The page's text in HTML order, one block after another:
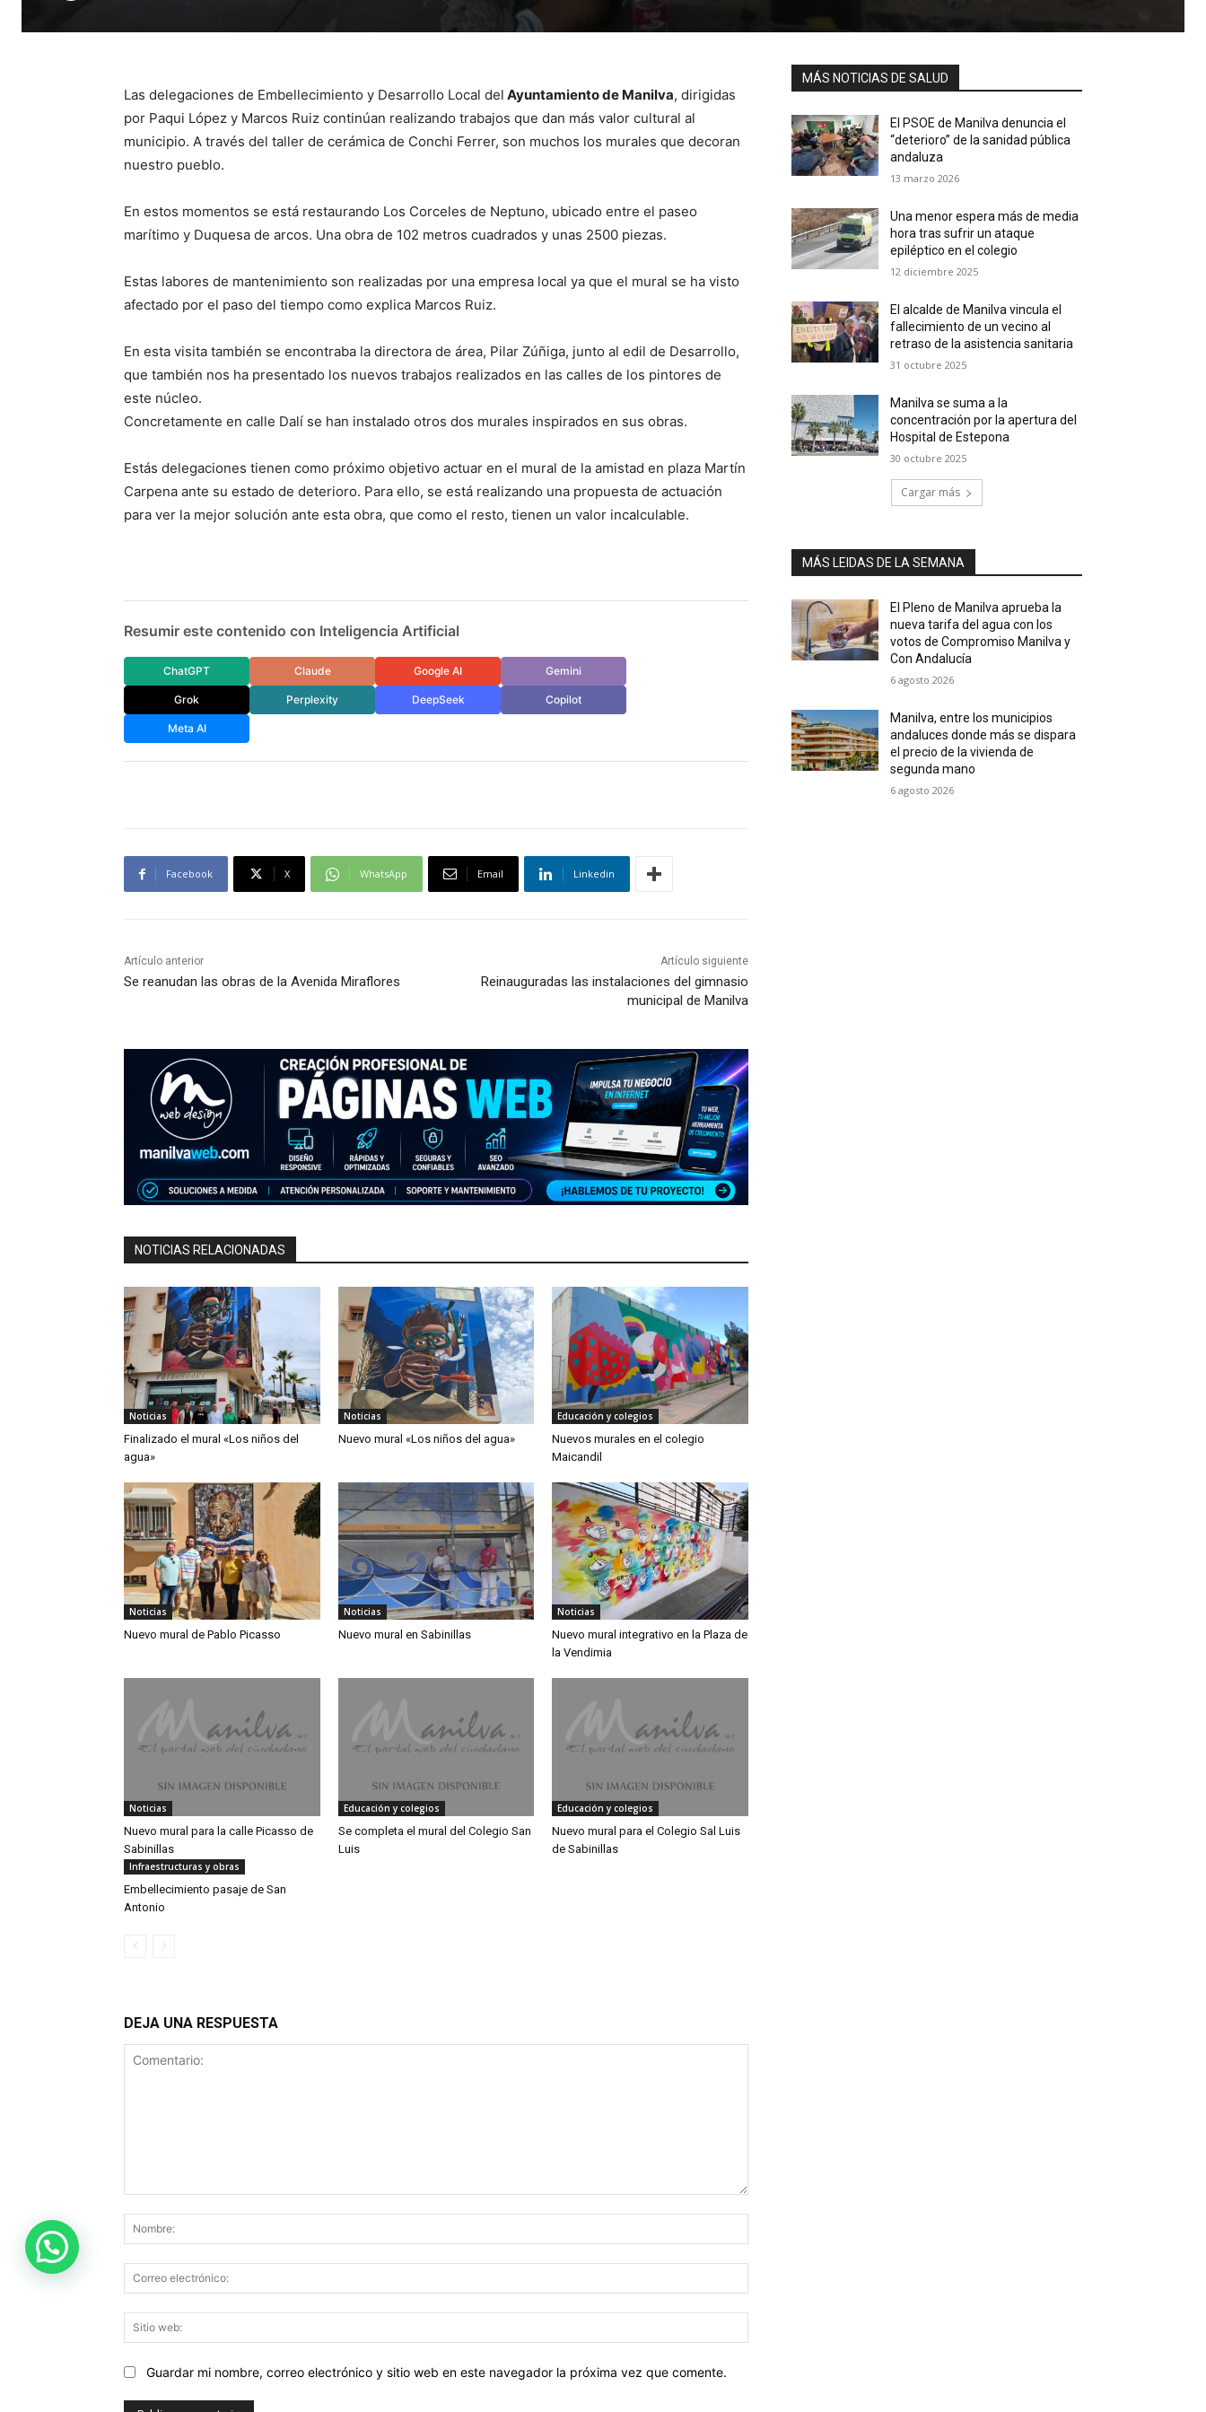
Las delegaciones de Embellecimiento y Desarrollo Local del Ayuntamiento de Manilva, dirigidas
por Paqui López y Marcos Ruiz continúan realizando trabajos que dan más valor cultural al
municipio. A través del taller de cerámica de Conchi Ferrer, son muchos los murales que decoran
nuestro pueblo.
En estos momentos se está restaurando Los Corceles de Neptuno, ubicado entre el paseo
marítimo y Duquesa de arcos. Una obra de 102 metros cuadrados y unas 2500 piezas.
Estas labores de mantenimiento son realizadas por una empresa local ya que el mural se ha visto
afectado por el paso del tiempo como explica Marcos Ruiz.
En esta visita también se encontraba la directora de área, Pilar Zúñiga, junto al edil de Desarrollo,
que también nos ha presentado los nuevos trabajos realizados en las calles de los pintores de
este núcleo.
Concretamente en calle Dalí se han instalado otros dos murales inspirados en sus obras.
Estás delegaciones tienen como próximo objetivo actuar en el mural de la amistad en plaza Martín
Carpena ante su estado de deterioro. Para ello, se está realizando una propuesta de actuación
para ver la mejor solución ante esta obra, que como el resto, tienen un valor incalculable.
Resumir este contenido con Inteligencia Artificial
ChatGPT Claude Google AI Gemini
Grok Perplexity DeepSeek Copilot
Meta AI
Facebook X WhatsApp Email Linkedin
Artículo anterior
Se reanudan las obras de la Avenida Miraflores
Artículo siguiente
Reinauguradas las instalaciones del gimnasio
municipal de Manilva
NOTICIAS RELACIONADAS
Noticias
Finalizado el mural «Los niños del
agua»
Noticias
Nuevo mural «Los niños del agua»
Educación y colegios
Nuevos murales en el colegio
Maicandil
Noticias
Nuevo mural de Pablo Picasso
Noticias
Nuevo mural en Sabinillas
Noticias
Nuevo mural integrativo en la Plaza de
la Vendimia
Noticias
Nuevo mural para la calle Picasso de
Sabinillas
Educación y colegios
Se completa el mural del Colegio San
Luis
Educación y colegios
Nuevo mural para el Colegio Sal Luis
de Sabinillas
Infraestructuras y obras
Embellecimiento pasaje de San
Antonio
DEJA UNA RESPUESTA
electrónico:
web:
Guardar mi nombre, correo electrónico y sitio web en este navegador la próxima vez que comente.
MÁS NOTICIAS DE SALUD
El PSOE de Manilva denuncia el
“deterioro” de la sanidad pública
andaluza
13 marzo 2026
Una menor espera más de media
hora tras sufrir un ataque
epiléptico en el colegio
12 diciembre 2025
El alcalde de Manilva vincula el
fallecimiento de un vecino al
retraso de la asistencia sanitaria
31 octubre 2025
Manilva se suma a la
concentración por la apertura del
Hospital de Estepona
30 octubre 2025
Cargar más
MÁS LEIDAS DE LA SEMANA
El Pleno de Manilva aprueba la
nueva tarifa del agua con los
votos de Compromiso Manilva y
Con Andalucía
6 agosto 2026
Manilva, entre los municipios
andaluces donde más se dispara
el precio de la vivienda de
segunda mano
6 agosto 2026